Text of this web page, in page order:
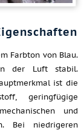
Farbton von Blau.
der Luft stabil.
ist die
geringfügige
und
Bei niedrigeren